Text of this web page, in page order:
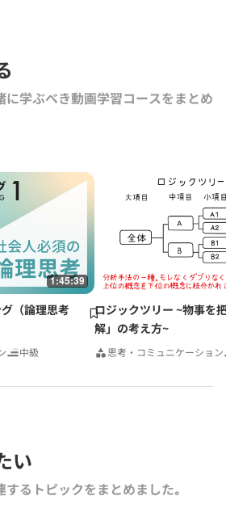
は多数の報道・情報番組にコメンテーター
福井の2拠点で生活・活動中。
学ぶべき動画学習コースをまとめ
1:45:39
（論理思考
中級
ロジックツリー ~物事を
解」の考え方~
思考・コミュニケーション
い
るトピックをまとめました｡